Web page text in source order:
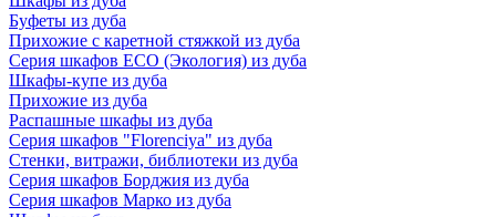
Буфеты из дуба
Прихожие с каретной стяжкой из дуба
Серия шкафов ECO (Экология) из дуба
Шкафы-купе из дуба
Прихожие из дуба
Распашные шкафы из дуба
Серия шкафов "Florenciya" из дуба
Стенки, витражи, библиотеки из дуба
Серия шкафов Борджия из дуба
Серия шкафов Марко из дуба